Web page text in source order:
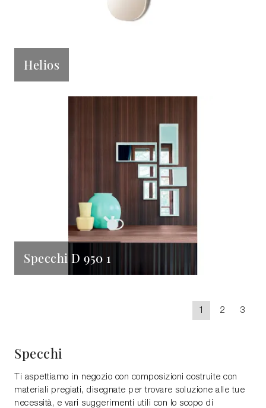
Helios
Specchi D 950 1
1 2 3
Specchi
Ti aspettiamo in negozio con composizioni costruite con
materiali pregiati, disegnate per trovare soluzione alle tue
necessità, e vari suggerimenti utili con lo scopo di